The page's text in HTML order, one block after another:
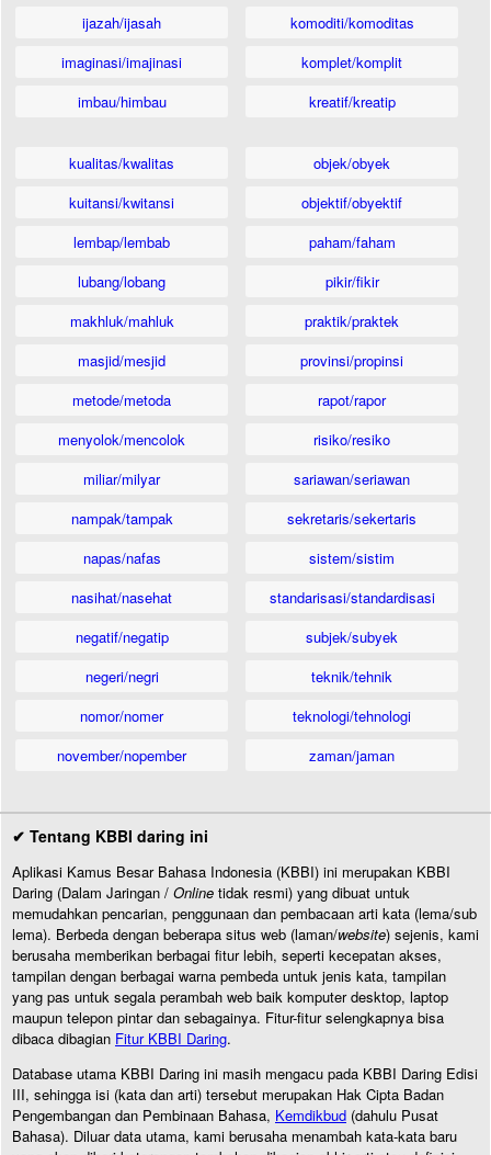
ijazah/ijasah
imaginasi/imajinasi
imbau/himbau
komoditi/komoditas
komplet/komplit
kreatif/kreatip
kualitas/kwalitas
kuitansi/kwitansi
lembap/lembab
lubang/lobang
makhluk/mahluk
masjid/mesjid
metode/metoda
menyolok/mencolok
miliar/milyar
nampak/tampak
napas/nafas
nasihat/nasehat
negatif/negatip
negeri/negri
nomor/nomer
november/nopember
objek/obyek
objektif/obyektif
paham/faham
pikir/fikir
praktik/praktek
provinsi/propinsi
rapot/rapor
risiko/resiko
sariawan/seriawan
sekretaris/sekertaris
sistem/sistim
standarisasi/standardisasi
subjek/subyek
teknik/tehnik
teknologi/tehnologi
zaman/jaman
✔ Tentang KBBI daring ini
Aplikasi Kamus Besar Bahasa Indonesia (KBBI) ini merupakan KBBI
Daring (Dalam Jaringan / Online tidak resmi) yang dibuat untuk
memudahkan pencarian, penggunaan dan pembacaan arti kata (lema/sub
lema). Berbeda dengan beberapa situs web (laman/website) sejenis, kami
berusaha memberikan berbagai fitur lebih, seperti kecepatan akses,
tampilan dengan berbagai warna pembeda untuk jenis kata, tampilan
yang pas untuk segala perambah web baik komputer desktop, laptop
maupun telepon pintar dan sebagainya. Fitur-fitur selengkapnya bisa
dibaca dibagian Fitur KBBI Daring.
Database utama KBBI Daring ini masih mengacu pada KBBI Daring Edisi
III, sehingga isi (kata dan arti) tersebut merupakan Hak Cipta Badan
Pengembangan dan Pembinaan Bahasa, Kemdikbud (dahulu Pusat
Bahasa). Diluar data utama, kami berusaha menambah kata-kata baru